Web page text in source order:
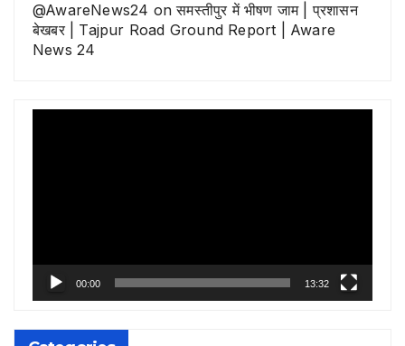
@AwareNews24 onसमस्तीपुर में भीषण जाम | प्रशासन
बेखबर | Tajpur Road Ground Report | Aware
News 24
00:00 13:32